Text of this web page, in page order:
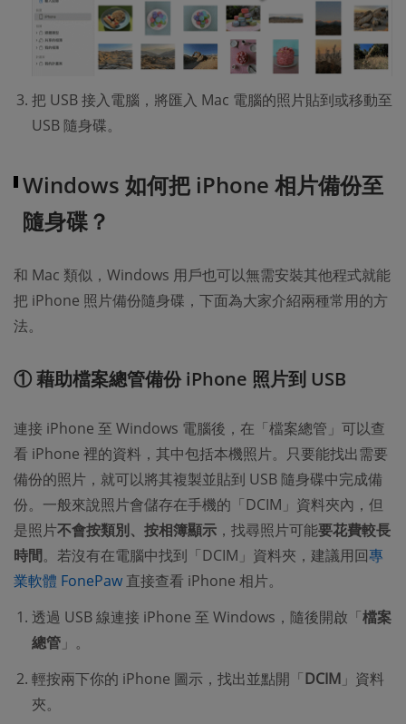
把 USB 接入電腦，將匯入 Mac 電腦的照片貼到或移動至
USB 隨身碟。
Windows 如何把 iPhone 相片備份至
隨身碟？
和 Mac 類似，Windows 用戶也可以無需安裝其他程式就能
把 iPhone 照片備份隨身碟，下面為大家介紹兩種常用的方
法。
① 藉助檔案總管備份 iPhone 照片到 USB
連接 iPhone 至 Windows 電腦後，在「檔案總管」可以查
看 iPhone 裡的資料，其中包括本機照片。只要能找出需要
備份的照片，就可以將其複製並貼到 USB 隨身碟中完成備
份。一般來說照片會儲存在手機的「DCIM」資料夾內，但
是照片不會按類別、按相簿顯示 ，找尋照片可能要花費較長
時間。若沒有在電腦中找到「DCIM」資料夾，建議用回專
業軟體 FonePaw 直接查看 iPhone 相片。
透過 USB 線連接 iPhone 至 Windows，隨後開啟「檔案
總管 」。
輕按兩下你的 iPhone 圖示，找出並點開「DCIM 」資料
夾。